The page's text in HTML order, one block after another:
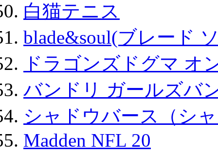
白猫テニス
blade&soul(ブレード
ドラゴンズドグマ オ
バンドリ ガールズバ
シャドウバース（シ
Madden NFL 20